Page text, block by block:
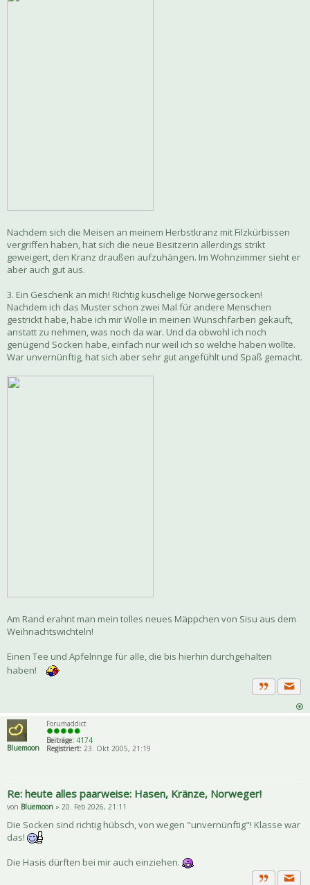
Nachdem sich die Meisen an meinem Herbstkranz mit Filzkürbissen
vergriffen haben, hat sich die neue Besitzerin allerdings strikt
geweigert, den Kranz draußen aufzuhängen. Im Wohnzimmer sieht er
aber auch gut aus.
3. Ein Geschenk an mich! Richtig kuschelige Norwegersocken!
Nachdem ich das Muster schon zwei Mal für andere Menschen
gestrickt habe, habe ich mir Wolle in meinen Wunschfarben gekauft,
anstatt zu nehmen, was noch da war. Und da obwohl ich noch
genügend Socken habe, einfach nur weil ich so welche haben wollte.
War unvernünftig, hat sich aber sehr gut angefühlt und Spaß gemacht.
Am Rand erahnt man mein tolles neues Mäppchen von Sisu aus dem
Weihnachtswichteln!
Einen Tee und Apfelringe für alle, die bis hierhin durchgehalten
haben!
Zitat
Bluemoon
Forumaddict
Beiträge: 4174
Registriert: 23. Okt 2005, 21:19
Re: heute alles paarweise: Hasen, Kränze, Norweger!
von Bluemoon » 20. Feb 2026, 21:11
Die Socken sind richtig hübsch, von wegen "unvernünftig"! Klasse war
das!
Die Hasis dürften bei mir auch einziehen.